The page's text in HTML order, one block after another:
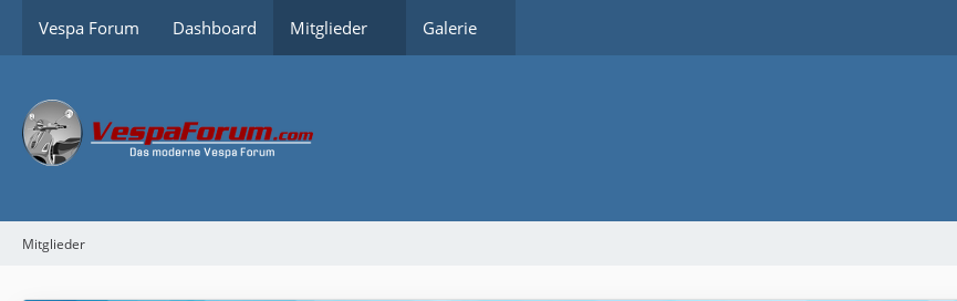
Vespa Forum Dashboard Mitglieder Galerie
Mitglieder